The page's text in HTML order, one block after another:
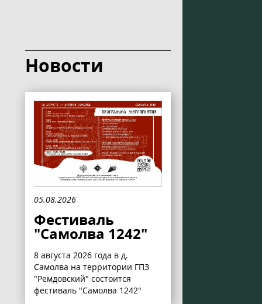
Новости
05.08.2026
Фестиваль
"Самолва 1242"
8 августа 2026 года в д.
Самолва на территории ГПЗ
"Ремдовский" состоится
фестиваль "Самолва 1242"